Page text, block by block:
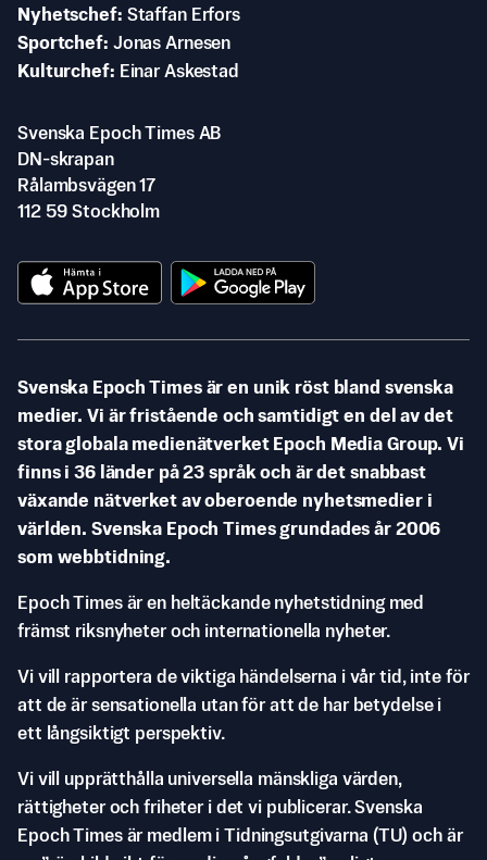
Nyhetschef Staffan Erfors
Sportchef Jonas Arnesen
Kulturchef
Einar Askestad
Svenska Epoch Times AB
DN-skrapan
Rålambsvägen 17
112 59 Stockholm
Svenska Epoch Times är en unik röst bland svenska
medier. Vi är fristående och samtidigt en del av det
stora globala medienätverket Epoch Media Group. Vi
finns i 36 länder på 23 språk och är det snabbast
växande nätverket av oberoende nyhetsmedier i
världen. Svenska Epoch Times grundades år 2006
som webbtidning.
Epoch Times är en heltäckande nyhetstidning med
främst riksnyheter och internationella nyheter.
Vi vill rapportera de viktiga händelserna i vår tid, inte för
att de är sensationella utan för att de har betydelse i
ett långsiktigt perspektiv.
Vi vill upprätthålla universella mänskliga värden,
rättigheter och friheter i det vi publicerar. Svenska
Epoch Times är medlem i Tidningsutgivarna (TU) och är